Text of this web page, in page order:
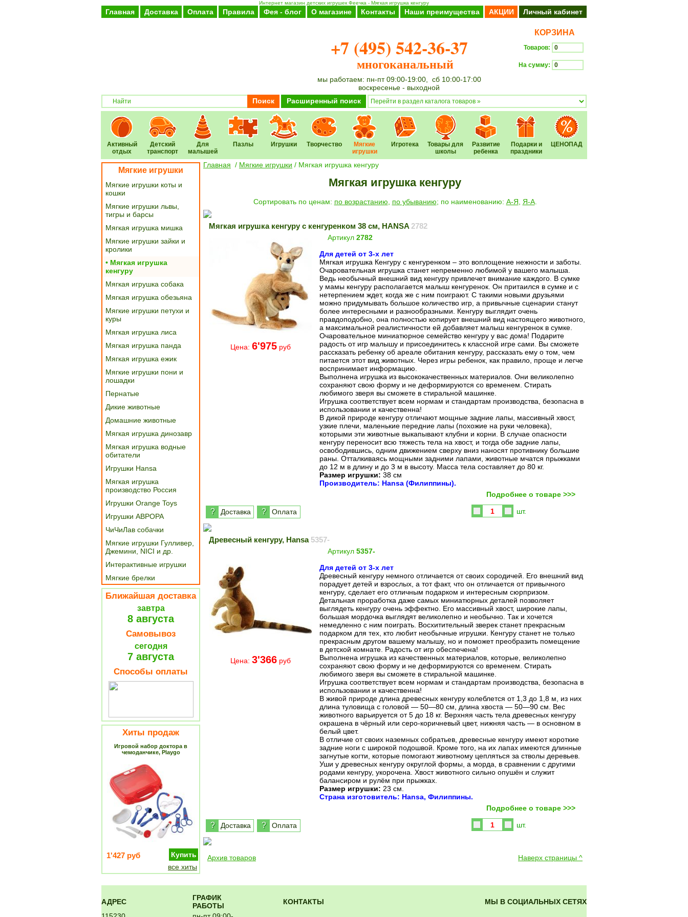
Интернет магазин детских игрушек Феечка - Мягкая игрушка кенгуру
Главная Доставка Оплата Правила Фея - блог О магазине Контакты Наши преимущества АКЦИИ Личный кабинет
+7 (495) 542-36-37
многоканальный
мы работаем: пн-пт 09:00-19:00, сб 10:00-17:00
воскресенье - выходной
КОРЗИНА
Товаров:
На сумму:
Поиск Расширенный поиск
Активный
отдых
Детский
транспорт
Для
малышей
Пазлы Игрушки Творчество
Мягкие
игрушки
Игротека
Товары для
школы
Развитие
ребенка
Подарки и
праздники
ЦЕНОПАД
Мягкие игрушки
Мягкие игрушки коты и
кошки
Мягкие игрушки львы,
тигры и барсы
Мягкая игрушка мишка
Мягкие игрушки зайки и
кролики
• Мягкая игрушка
кенгуру
Мягкая игрушка собака
Мягкая игрушка обезьяна
Мягкие игрушки петухи и
куры
Мягкая игрушка лиса
Мягкая игрушка панда
Мягкая игрушка ежик
Мягкие игрушки пони и
лошадки
Пернатые
Дикие животные
Домашние животные
Мягкая игрушка динозавр
Мягкая игрушка водные
обитатели
Игрушки Hansa
Мягкая игрушка
производство Россия
Игрушки Orange Toys
Игрушки АВРОРА
ЧиЧиЛав собачки
Мягкие игрушки Гулливер,
Джемини, NICI и др.
Интерактивные игрушки
Мягкие брелки
Ближайшая доставка
завтра
8 августа
Самовывоз
сегодня
7 августа
Способы оплаты
Хиты продаж
Игровой набор доктора в
чемоданчике, Playgo
1'427 руб
Купить
все хиты
Главная / Мягкие игрушки / Мягкая игрушка кенгуру
Мягкая игрушка кенгуру
Cортировать по ценам: по возрастанию по убыванию; по наименованию: А-Я Я-А.
Мягкая игрушка кенгуру с кенгуренком 38 см, HANSA 2782
Цена: 6'975 руб
Артикул 2782
Для детей от 3-х лет
Мягкая игрушка Кенгуру с кенгуренком – это воплощение нежности и заботы.
Очаровательная игрушка станет непременно любимой у вашего малыша.
Ведь необычный внешний вид кенгуру привлечет внимание каждого. В сумке
у мамы кенгуру располагается малыш кенгуренок. Он притаился в сумке и с
нетерпением ждет, когда же с ним поиграют. С такими новыми друзьями
можно придумывать большое количество игр, а привычные сценарии станут
более интересными и разнообразными. Кенгуру выглядит очень
правдоподобно, она полностью копирует внешний вид настоящего животного,
а максимальной реалистичности ей добавляет малыш кенгуренок в сумке.
Очаровательное миниатюрное семейство кенгуру у вас дома! Подарите
радость от игр малышу и присоединитесь к классной игре сами. Вы сможете
рассказать ребенку об ареале обитания кенгуру, рассказать ему о том, чем
питается этот вид животных. Через игры ребенок, как правило, проще и легче
воспринимает информацию.
Выполнена игрушка из высококачественных материалов. Они великолепно
сохраняют свою форму и не деформируются со временем. Стирать
любимого зверя вы сможете в стиральной машинке.
Игрушка соответствует всем нормам и стандартам производства, безопасна в
использовании и качественна!
В дикой природе кенгуру отличают мощные задние лапы, массивный хвост,
узкие плечи, маленькие передние лапы (похожие на руки человека),
которыми эти животные выкапывают клубни и корни. В случае опасности
кенгуру переносит всю тяжесть тела на хвост, и тогда обе задние лапы,
освободившись, одним движением сверху вниз наносят противнику большие
раны. Отталкиваясь мощными задними лапами, животные мчатся прыжками
до 12 м в длину и до 3 м в высоту. Масса тела составляет до 80 кг.
Размер игрушки: 38 см
Производитель: Hansa (Филиппины).
? Доставка ? Оплата
Подробнее о товаре >>>
шт.
Древесный кенгуру, Hansa 5357-
Цена: 3'366 руб
Артикул 5357-
Для детей от 3-х лет
Древесный кенгуру немного отличается от своих сородичей. Его внешний вид
порадует детей и взрослых, а тот факт, что он отличается от привычного
кенгуру, сделает его отличным подарком и интересным сюрпризом.
Детальная проработка даже самых миниатюрных деталей позволяет
выглядеть кенгуру очень эффектно. Его массивный хвост, широкие лапы,
большая мордочка выглядят великолепно и необычно. Так и хочется
немедленно с ним поиграть. Восхитительный зверек станет прекрасным
подарком для тех, кто любит необычные игрушки. Кенгуру станет не только
прекрасным другом вашему малышу, но и поможет преобразить помещение
в детской комнате. Радость от игр обеспечена!
Выполнена игрушка из качественных материалов, которые, великолепно
сохраняют свою форму и не деформируются со временем. Стирать
любимого зверя вы сможете в стиральной машинке.
Игрушка соответствует всем нормам и стандартам производства, безопасна в
использовании и качественна!
В живой природе длина древесных кенгуру колеблется от 1,3 до 1,8 м, из них
длина туловища с головой — 50—80 см, длина хвоста — 50—90 см. Вес
животного варьируется от 5 до 18 кг. Верхняя часть тела древесных кенгуру
окрашена в чёрный или серо-коричневый цвет, нижняя часть — в основном в
белый цвет.
В отличие от своих наземных собратьев, древесные кенгуру имеют короткие
задние ноги с широкой подошвой. Кроме того, на их лапах имеются длинные
загнутые когти, которые помогают животному цепляться за стволы деревьев.
Уши у древесных кенгуру округлой формы, а морда, в сравнении с другими
родами кенгуру, укорочена. Хвост животного сильно опушён и служит
балансиром и рулём при прыжках.
Размер игрушки: 23 см.
Страна изготовитель: Hansa, Филиппины.
? Доставка ? Оплата
Подробнее о товаре >>>
шт.
Архив товаров Наверх страницы ^
АДРЕС
ГРАФИК
РАБОТЫ
КОНТАКТЫ
МЫ В СОЦИАЛЬНЫХ СЕТЯХ